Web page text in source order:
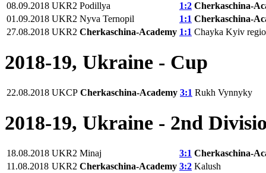
08.09.2018 UKR2 Podillya 1:2 Cherkaschina-
01.09.2018 UKR2 Nyva Ternopil 1:1 Cherkaschina-
27.08.2018 UKR2 Cherkaschina-Academy 1:1 Chayka Kyiv
2018-19, Ukraine - Cup
22.08.2018 UKCP Cherkaschina-Academy 3:1 Rukh Vynnyky
2018-19, Ukraine - 2nd
18.08.2018 UKR2 Minaj 3:1 Cherkaschina-
11.08.2018 UKR2 Cherkaschina-Academy 3:2 Kalush